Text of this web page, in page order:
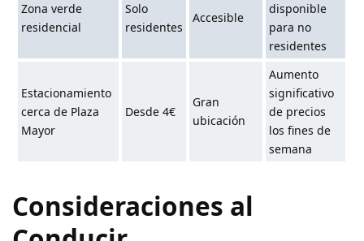
Zona verde
residencial
Solo
residentes
Accesible
disponible
para no
residentes
Estacionamiento
cerca de Plaza
Mayor
Desde 4€
Gran
ubicación
Aumento
significativo
de precios
los fines de
semana
Consideraciones al